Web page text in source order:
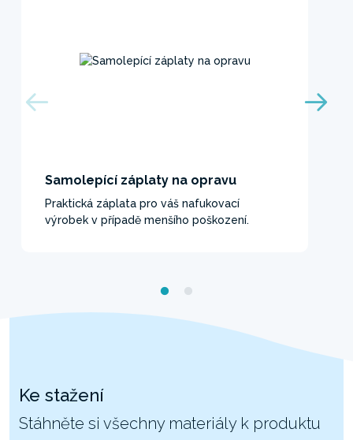
Samolepící záplaty na opravu
Praktická záplata pro váš nafukovací
výrobek v případě menšího poškození.
Ke stažení
Stáhněte si všechny materiály k produktu